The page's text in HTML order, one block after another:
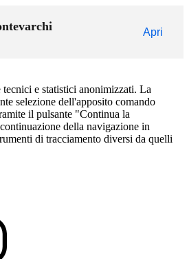
Apri
e statistici anonimizzati. La
selezione dell'apposito comando
il pulsante "Continua la
della navigazione in
di tracciamento diversi da quelli